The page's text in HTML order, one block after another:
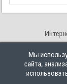
Мы
сайта,